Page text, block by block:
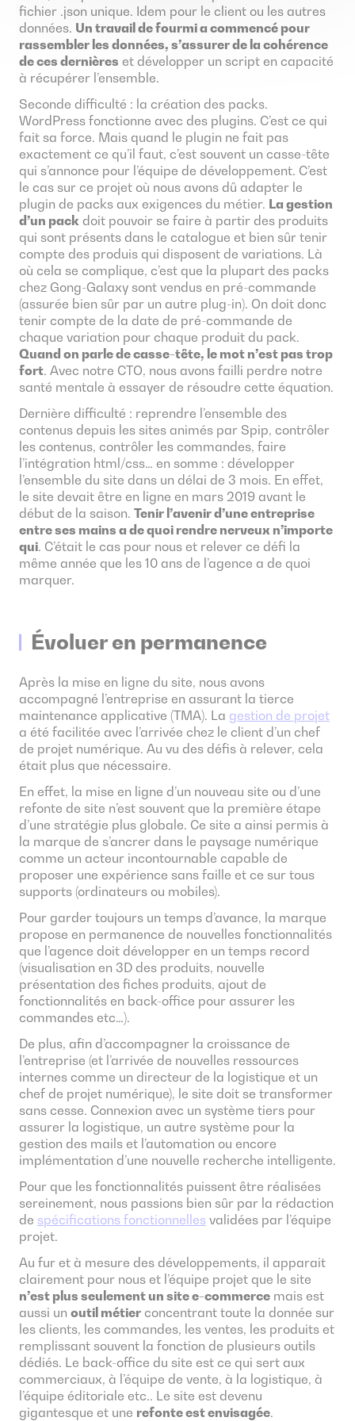
fichier .json unique. Idem pour le client ou les autres
données. Un travail de fourmi a commencé pour
rassembler les données, s’assurer de la cohérence
de ces dernières et développer un script en capacité
à récupérer l’ensemble.
Seconde difficulté : la création des packs.
WordPress fonctionne avec des plugins. C’est ce qui
fait sa force. Mais quand le plugin ne fait pas
exactement ce qu’il faut, c’est souvent un casse-tête
qui s’annonce pour l’équipe de développement. C’est
le cas sur ce projet où nous avons dû adapter le
plugin de packs aux exigences du métier. La gestion
d’un pack doit pouvoir se faire à partir des produits
qui sont présents dans le catalogue et bien sûr tenir
compte des produis qui disposent de variations. Là
où cela se complique, c’est que la plupart des packs
chez Gong-Galaxy sont vendus en pré-commande
(assurée bien sûr par un autre plug-in). On doit donc
tenir compte de la date de pré-commande de
chaque variation pour chaque produit du pack.
Quand on parle de casse-tête, le mot n’est pas trop
fort. Avec notre CTO, nous avons failli perdre notre
santé mentale à essayer de résoudre cette équation.
Dernière difficulté : reprendre l’ensemble des
contenus depuis les sites animés par Spip, contrôler
les contenus, contrôler les commandes, faire
l’intégration html/css… en somme : développer
l’ensemble du site dans un délai de 3 mois. En effet,
le site devait être en ligne en mars 2019 avant le
début de la saison. Tenir l’avenir d’une entreprise
entre ses mains a de quoi rendre nerveux n’importe
qui. C’était le cas pour nous et relever ce défi la
même année que les 10 ans de l’agence a de quoi
marquer.
Évoluer en permanence
Après la mise en ligne du site, nous avons
accompagné l’entreprise en assurant la tierce
maintenance applicative (TMA). La gestion de projet
a été facilitée avec l’arrivée chez le client d’un chef
de projet numérique. Au vu des défis à relever, cela
était plus que nécessaire.
En effet, la mise en ligne d’un nouveau site ou d’une
refonte de site n’est souvent que la première étape
d’une stratégie plus globale. Ce site a ainsi permis à
la marque de s’ancrer dans le paysage numérique
comme un acteur incontournable capable de
proposer une expérience sans faille et ce sur tous
supports (ordinateurs ou mobiles).
Pour garder toujours un temps d’avance, la marque
propose en permanence de nouvelles fonctionnalités
que l’agence doit développer en un temps record
(visualisation en 3D des produits, nouvelle
présentation des fiches produits, ajout de
fonctionnalités en back-office pour assurer les
commandes etc…).
De plus, afin d’accompagner la croissance de
l’entreprise (et l’arrivée de nouvelles ressources
internes comme un directeur de la logistique et un
chef de projet numérique), le site doit se transformer
sans cesse. Connexion avec un système tiers pour
assurer la logistique, un autre système pour la
gestion des mails et l’automation ou encore
implémentation d’une nouvelle recherche intelligente.
Pour que les fonctionnalités puissent être réalisées
sereinement, nous passions bien sûr par la rédaction
de spécifications fonctionnelles validées par l’équipe
projet.
Au fur et à mesure des développements, il apparait
clairement pour nous et l’équipe projet que le site
n’est plus seulement un site e-commerce mais est
aussi un outil métier concentrant toute la donnée sur
les clients, les commandes, les ventes, les produits et
remplissant souvent la fonction de plusieurs outils
dédiés. Le back-office du site est ce qui sert aux
commerciaux, à l’équipe de vente, à la logistique, à
l’équipe éditoriale etc.. Le site est devenu
gigantesque et une refonte est envisagée.